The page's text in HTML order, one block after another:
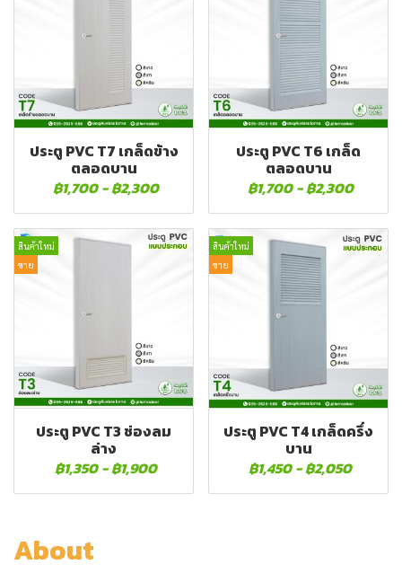
ประตู PVC T7 เกล็ดข้าง
ตลอดบาน
฿1,700 -฿2,300
ประตู PVC T6 เกล็ด
ตลอดบาน
฿1,700 -฿2,300
สินค้าใหม่
ขาย
ประตู PVC T3 ช่องลม
ล่าง
฿1,350 -฿1,900
สินค้าใหม่
ขาย
ประตู PVC T4 เกล็ดครึ่ง
บาน
฿1,450 -฿2,050
About